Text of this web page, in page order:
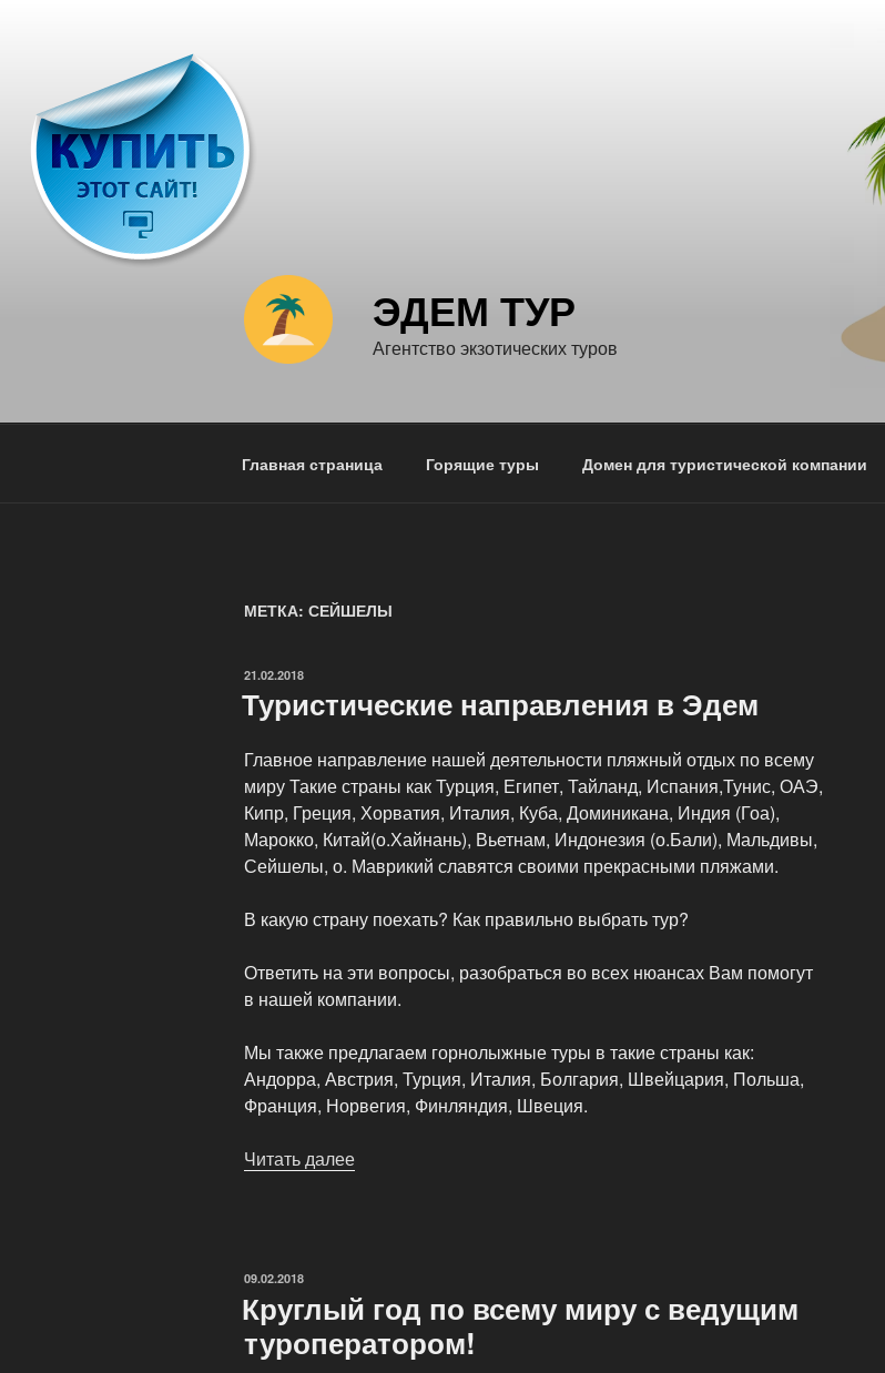
ЭДЕМ ТУР
Агентство экзотических туров
Главная страница Горящие туры Домен для туристической компании
МЕТКА: СЕЙШЕЛЫ
ОПУБЛИКОВАНО
21.02.2018
Туристические направления в Эдем
Главное направление нашей деятельности пляжный отдых по всему
миру Такие страны как Турция, Египет, Тайланд, Испания,Тунис, ОАЭ,
Кипр, Греция, Хорватия, Италия, Куба, Доминикана, Индия (Гоа),
Марокко, Китай(о.Хайнань), Вьетнам, Индонезия (о.Бали), Мальдивы,
Сейшелы, о. Маврикий славятся своими прекрасными пляжами.
В какую страну поехать? Как правильно выбрать тур?
Ответить на эти вопросы, разобраться во всех нюансах Вам помогут
в нашей компании.
Мы также предлагаем горнолыжные туры в такие страны как:
Андорра, Австрия, Турция, Италия, Болгария, Швейцария, Польша,
Франция, Норвегия, Финляндия, Швеция.
Читать далее
ОПУБЛИКОВАНО
09.02.2018
Круглый год по всему миру с ведущим
туроператором!